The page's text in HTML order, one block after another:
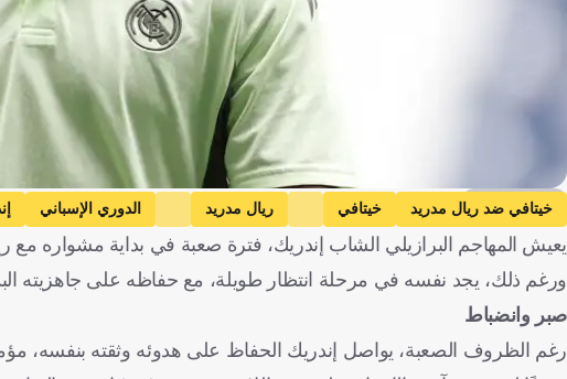
Getty Images
خيتافي ضد ريال مدريد خيتافي ريال مدريد الدوري الإسباني
يعيش المهاجم البرازيلي الشاب إندريك، فترة صعبة في بداية مشواره
ورغم ذلك، يجد نفسه في مرحلة انتظار طويلة، مع حفاظه على جاهزيته
صبر وانضباط
رغم الظروف الصعبة، يواصل إندريك الحفاظ على هدوئه وثقته بنفسه،